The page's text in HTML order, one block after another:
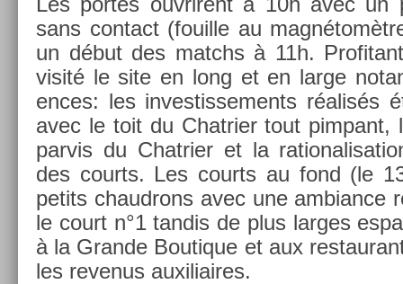
sans con­tact (fouil­le au
un début des matchs à 11h. Pro­fitant
visité le site en long et en large
ences: les in­ves­tisse­ments réalisés
avec le toit du Chat­ri­er tout pim­pant,
par­vis du Chat­ri­er et la
des co­urts. Les co­urts au fond (le
petits chaud­rons avec une am­bian­ce
le court n°1 tan­dis de plus lar­ges
à la Gran­de Boutique et aux
les re­venus auxiliaires.